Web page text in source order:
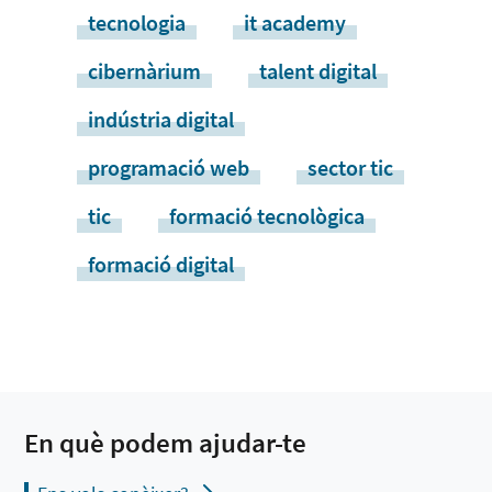
tecnologia
it academy
cibernàrium
talent digital
indústria digital
programació web
sector tic
tic
formació tecnològica
formació digital
En què podem ajudar-te